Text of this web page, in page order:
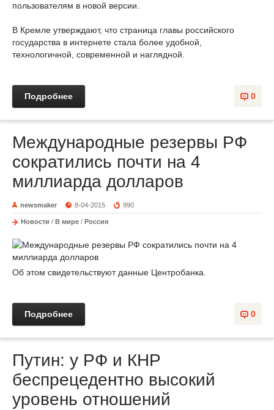
пользователям в новой версии.
В Кремле утверждают, что страница главы российского
государства в интернете стала более удобной,
технологичной, современной и наглядной.
0
Подробнее
Международные резервы РФ
сократились почти на 4
миллиарда долларов
newsmaker 8-04-2015 990
Новости / В мире / Россия
Об этом свидетельствуют данные Центробанка.
0
Подробнее
Путин: у РФ и КНР
беспрецедентно высокий
уровень отношений